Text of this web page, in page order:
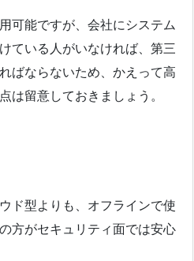
可能ですが、会社にシステム
ている人がいなければ、第三
ばならないため、かえって高
は留意しておきましょう。
ド型よりも、オフラインで使
方がセキュリティ面では安心